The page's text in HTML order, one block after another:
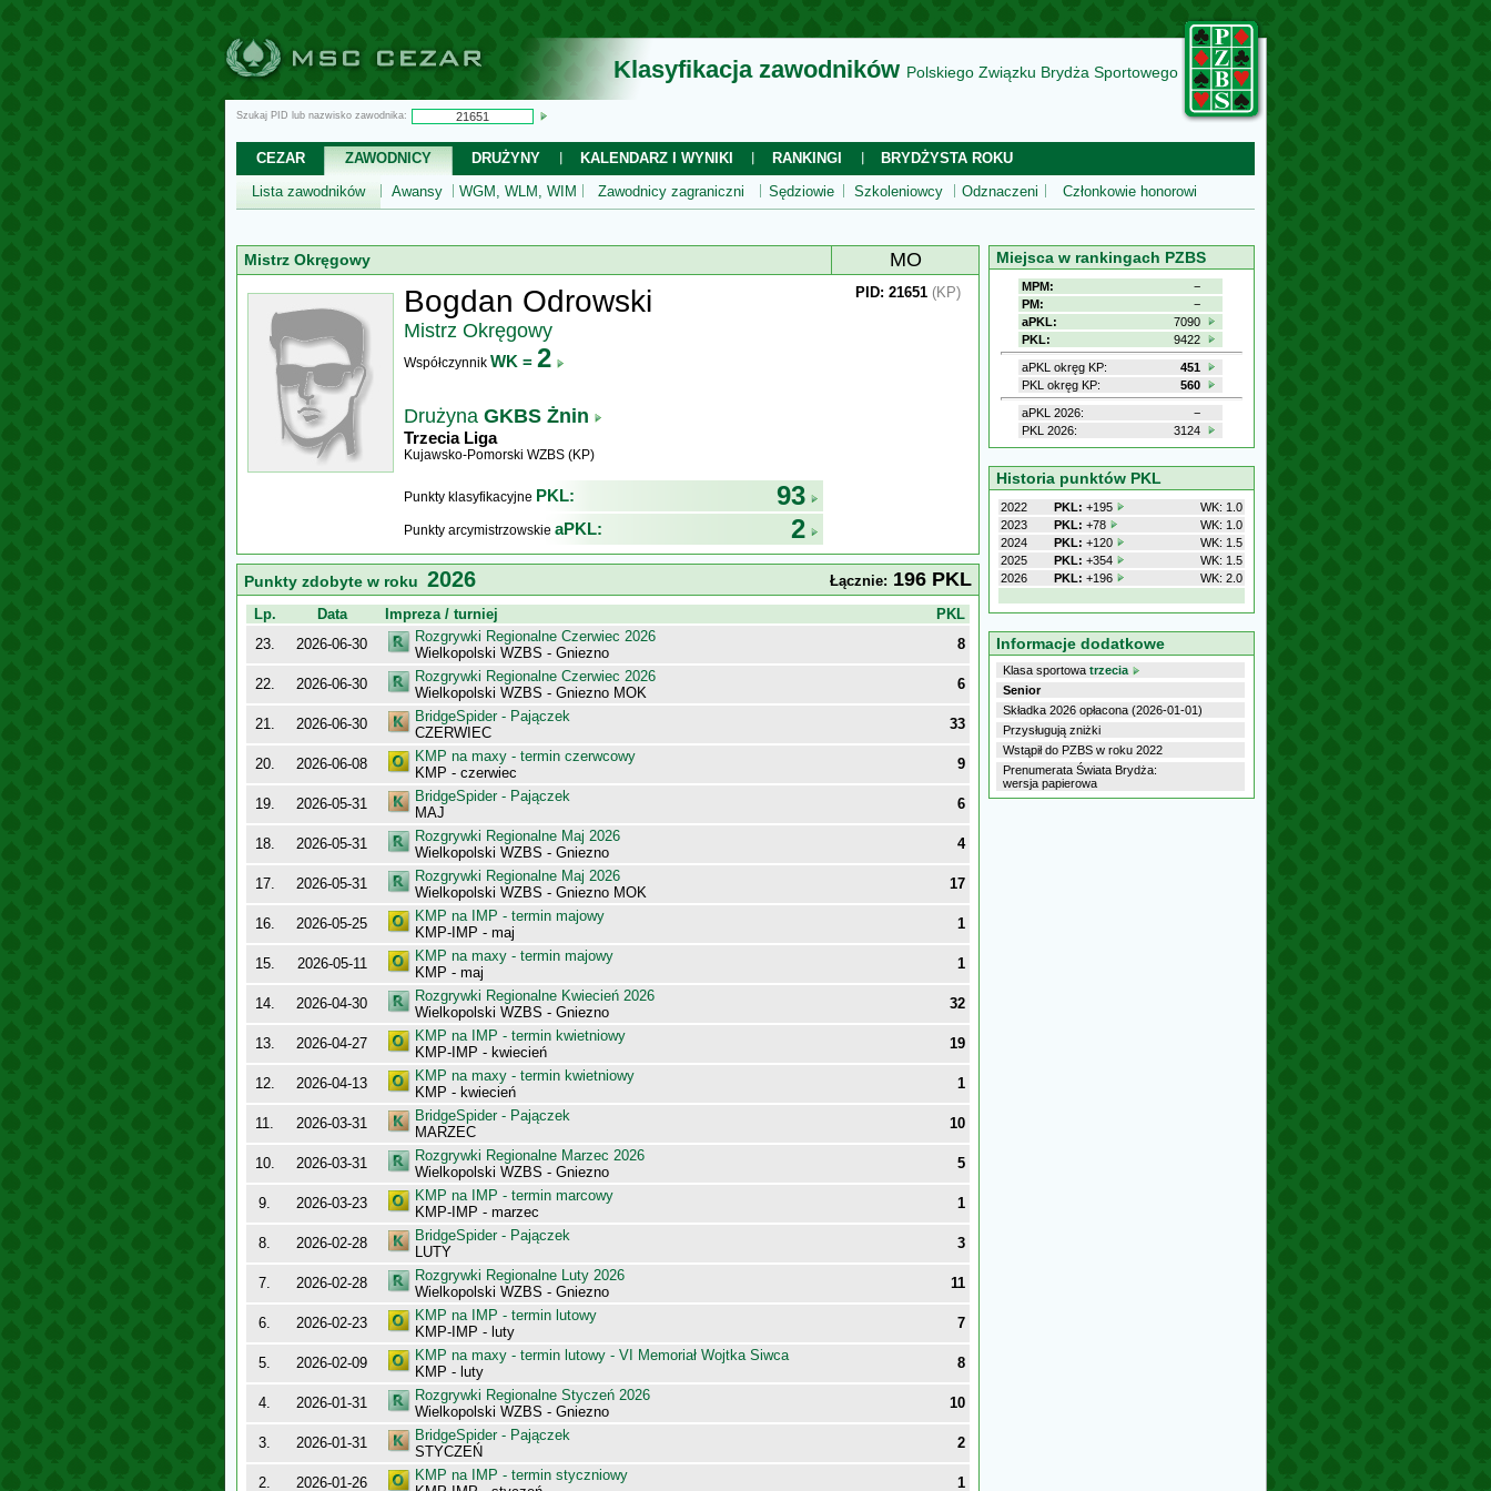
Klasyfikacja zawodników Polskiego Związku Brydża Sportowego
Szukaj PID lub nazwisko zawodnika:
CEZAR ZAWODNICY DRUŻYNY KALENDARZ I WYNIKI RANKINGI
BRYDŻYSTA ROKU
Lista zawodników
Awansy WGM, WLM, WIM Zawodnicy zagraniczni Sędziowie Szkoleniowcy Odznaczeni Członkowie honorowi
Mistrz Okręgowy MO
Bogdan Odrowski
Mistrz Okręgowy
Współczynnik WK = 2
Drużyna GKBS Żnin
Trzecia Liga
Kujawsko-Pomorski WZBS (KP)
Punkty klasyfikacyjne PKL: 93
Punkty arcymistrzowskie aPKL: 2
PID: 21651 (KP)
Punkty zdobyte w roku 2026 Łącznie: 196 PKL
Lp. Data Impreza / turniej
PKL
23.
2026-06-30
Rozgrywki Regionalne Czerwiec 2026
Wielkopolski WZBS - Gniezno
8
22. 2026-06-30
Rozgrywki Regionalne Czerwiec 2026
Wielkopolski WZBS - Gniezno MOK
6
21. 2026-06-30
BridgeSpider - Pajączek
CZERWIEC
33
20. 2026-06-08
KMP na maxy - termin czerwcowy
KMP - czerwiec
9
19. 2026-05-31
BridgeSpider - Pajączek
MAJ
6
18. 2026-05-31
Rozgrywki Regionalne Maj 2026
Wielkopolski WZBS - Gniezno
4
17. 2026-05-31
Rozgrywki Regionalne Maj 2026
Wielkopolski WZBS - Gniezno MOK
17
16. 2026-05-25
KMP na IMP - termin majowy
KMP-IMP - maj
1
15. 2026-05-11
KMP na maxy - termin majowy
KMP - maj
1
14. 2026-04-30
Rozgrywki Regionalne Kwiecień 2026
Wielkopolski WZBS - Gniezno
32
13. 2026-04-27
KMP na IMP - termin kwietniowy
KMP-IMP - kwiecień
19
12. 2026-04-13
KMP na maxy - termin kwietniowy
KMP - kwiecień
1
11. 2026-03-31
BridgeSpider - Pajączek
MARZEC
10
10. 2026-03-31
Rozgrywki Regionalne Marzec 2026
Wielkopolski WZBS - Gniezno
5
9. 2026-03-23
KMP na IMP - termin marcowy
KMP-IMP - marzec
1
8. 2026-02-28
BridgeSpider - Pajączek
LUTY
3
7. 2026-02-28
Rozgrywki Regionalne Luty 2026
Wielkopolski WZBS - Gniezno
11
6. 2026-02-23
KMP na IMP - termin lutowy
KMP-IMP - luty
7
5. 2026-02-09
KMP na maxy - termin lutowy - VI Memoriał Wojtka Siwca
KMP - luty
8
4. 2026-01-31
Rozgrywki Regionalne Styczeń 2026
Wielkopolski WZBS - Gniezno
10
3. 2026-01-31
BridgeSpider - Pajączek
STYCZEŃ
2
2. 2026-01-26
KMP na IMP - termin styczniowy
1
Miejsca w rankingach PZBS
MPM:
−
PM:
−
aPKL:
7090
PKL:
9422
aPKL okręg KP:
451
PKL okręg KP:
560
aPKL 2026:
−
PKL 2026:
3124
Historia punktów PKL
2022 PKL: +195
WK: 1.0
2023
PKL: +78
WK: 1.0
2024
PKL: +120
WK: 1.5
2025
PKL: +354
WK: 1.5
2026
PKL: +196 WK: 2.0
Informacje dodatkowe
Klasa sportowa trzecia
Senior
Składka 2026 opłacona (2026-01-01)
Przysługują zniżki
Wstąpił do PZBS w roku 2022
Prenumerata Świata Brydża:
wersja papierowa